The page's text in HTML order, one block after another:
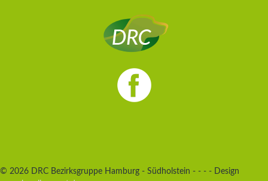
© 2026 DRC Bezirksgruppe Hamburg - Südholstein - - - - Design